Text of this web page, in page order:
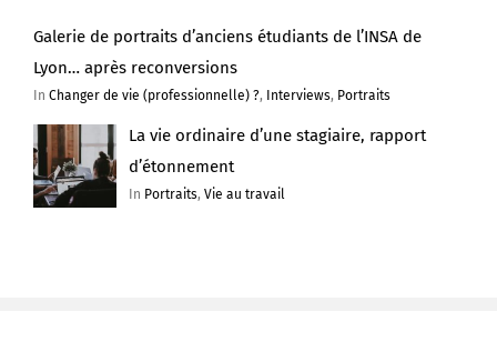
Galerie de portraits d’anciens étudiants de l’INSA de
Lyon… après reconversions
In Changer de vie (professionnelle) ?, Interviews, Portraits
La vie ordinaire d’une stagiaire, rapport
d’étonnement
In Portraits,Vie au travail